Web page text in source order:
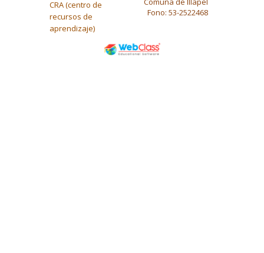
CRA (centro de
recursos de
aprendizaje)
Fono: 53-2522468